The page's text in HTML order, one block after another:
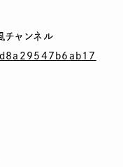
チャンネル